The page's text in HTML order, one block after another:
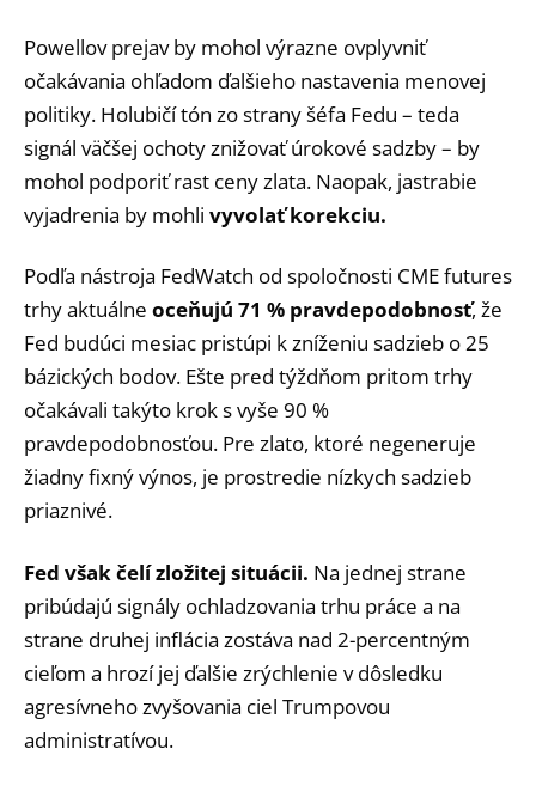
Powellov prejav by mohol výrazne ovplyvniť
očakávania ohľadom ďalšieho nastavenia menovej
politiky. Holubičí tón zo strany šéfa Fedu – teda
signál väčšej ochoty znižovať úrokové sadzby – by
mohol podporiť rast ceny zlata. Naopak, jastrabie
vyjadrenia by mohli vyvolať korekciu.
Podľa nástroja FedWatch od spoločnosti CME futures
trhy aktuálne oceňujú 71 % pravdepodobnosť, že
Fed budúci mesiac pristúpi k zníženiu sadzieb o 25
bázických bodov. Ešte pred týždňom pritom trhy
očakávali takýto krok s vyše 90 %
pravdepodobnosťou. Pre zlato, ktoré negeneruje
žiadny fixný výnos, je prostredie nízkych sadzieb
priaznivé.
Fed však čelí zložitej situácii. Na jednej strane
pribúdajú signály ochladzovania trhu práce a na
strane druhej inflácia zostáva nad 2-percentným
cieľom a hrozí jej ďalšie zrýchlenie v dôsledku
agresívneho zvyšovania ciel Trumpovou
administratívou.